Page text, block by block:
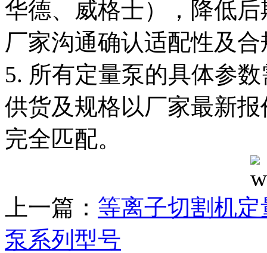
华德、威格士），降低
厂家沟通确认适配性及
5. 所有定量泵的具体参
供货及规格以厂家最新
完全匹配。
上一篇： 等离子切割机
泵系列型号